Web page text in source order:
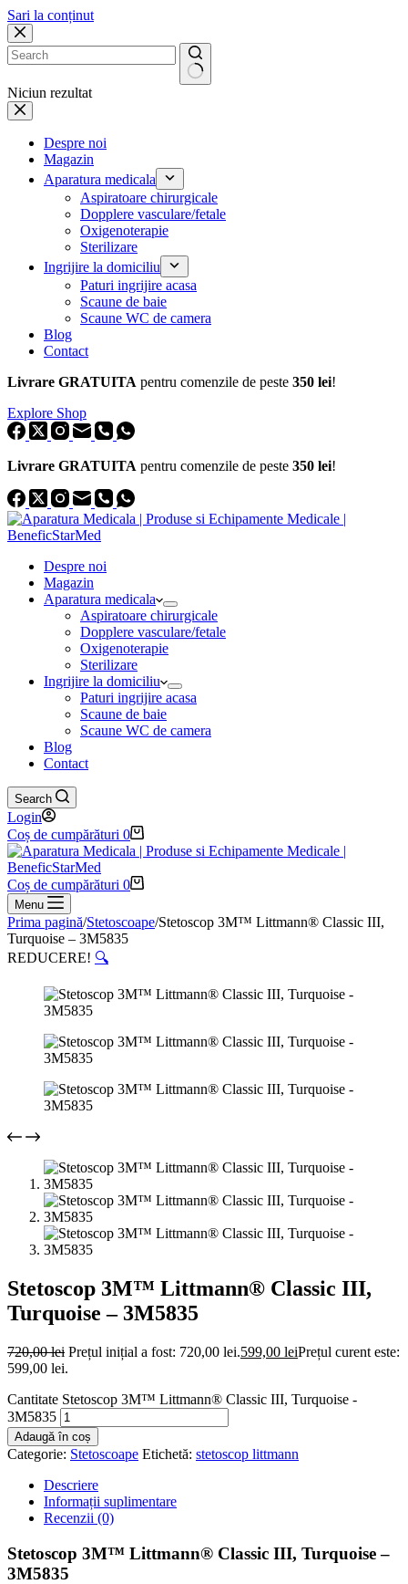
Sari la conținut
Niciun rezultat
Despre noi
Magazin
Aparatura medicala
Aspiratoare chirurgicale
Dopplere vasculare/fetale
Oxigenoterapie
Sterilizare
Ingrijire la domiciliu
Paturi ingrijire acasa
Scaune de baie
Scaune WC de camera
Blog
Contact
Livrare GRATUITA pentru comenzile de peste 350 lei!
Explore Shop
Livrare GRATUITA pentru comenzile de peste 350 lei!
Despre noi
Magazin
Aparatura medicala
Aspiratoare chirurgicale
Dopplere vasculare/fetale
Oxigenoterapie
Sterilizare
Ingrijire la domiciliu
Paturi ingrijire acasa
Scaune de baie
Scaune WC de camera
Blog
Contact
Search
Login
Coș de cumpărături 0
Coș de cumpărături 0
Menu
Prima pagină/Stetoscoape/Stetoscop 3M™ Littmann® Classic III,
Turquoise – 3M5835
REDUCERE! 🔍
Stetoscop 3M™ Littmann® Classic III,
Turquoise – 3M5835
720,00lei Prețul inițial a fost: 720,00 lei.599,00 leiPrețul curent este:
599,00 lei.
Cantitate Stetoscop 3M™ Littmann® Classic III, Turquoise -
3M5835
Adaugă în coș
Categorie: Stetoscoape Etichetă: stetoscop littmann
Descriere
Informații suplimentare
Recenzii (0)
Stetoscop 3M™ Littmann® Classic III, Turquoise –
3M5835